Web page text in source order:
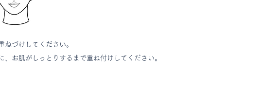
づけしてください。
お肌がしっとりするまで重ね付けしてください。